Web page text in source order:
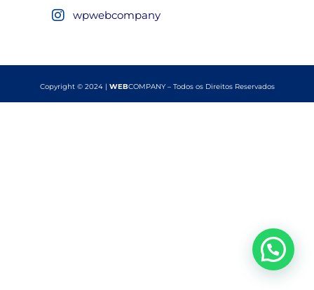
wpwebcompany
Copyright © 2024 | WEBCOMPANY – Todos os Direitos Reservados